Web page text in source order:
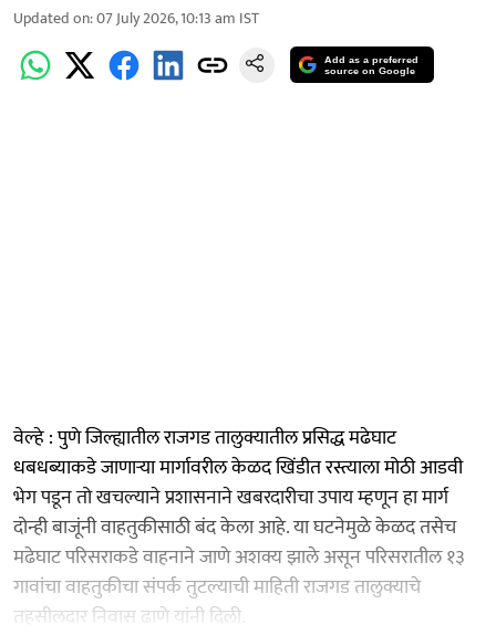
Updated on:07 July 2026, 10:13 am IST
Add as a preferred
source on Google
वेल्हे : पुणे जिल्ह्यातील राजगड तालुक्यातील प्रसिद्ध मढेघाट
धबधब्याकडे जाणाऱ्या मार्गावरील केळद खिंडीत रस्त्याला मोठी आडवी
भेग पडून तो खचल्याने प्रशासनाने खबरदारीचा उपाय म्हणून हा मार्ग
दोन्ही बाजूंनी वाहतुकीसाठी बंद केला आहे. या घटनेमुळे केळद तसेच
मढेघाट परिसराकडे वाहनाने जाणे अशक्य झाले असून परिसरातील १३
गावांचा वाहतुकीचा संपर्क तुटल्याची माहिती राजगड तालुक्याचे
तहसीलदार निवास ढाणे यांनी दिली.